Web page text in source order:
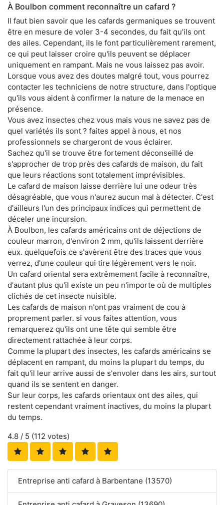
À Boulbon comment reconnaître un cafard ?
Il faut bien savoir que les cafards germaniques se trouvent
être en mesure de voler 3-4 secondes, du fait qu'ils ont
des ailes. Cependant, ils le font particulièrement rarement,
ce qui peut laisser croire qu'ils peuvent se déplacer
uniquement en rampant. Mais ne vous laissez pas avoir.
Lorsque vous avez des doutes malgré tout, vous pourrez
contacter les techniciens de notre structure, dans l'optique
qu'ils vous aident à confirmer la nature de la menace en
présence.
Vous avez insectes chez vous mais vous ne savez pas de
quel variétés ils sont ? faites appel à nous, et nos
professionnels se chargeront de vous éclairer.
Sachez qu'il se trouve être fortement déconseillé de
s'approcher de trop près des cafards de maison, du fait
que leurs réactions sont totalement imprévisibles.
Le cafard de maison laisse derrière lui une odeur très
désagréable, que vous n'aurez aucun mal à détecter. C'est
d'ailleurs l'un des principaux indices qui permettent de
déceler une incursion.
À Boulbon, les cafards américains ont de déjections de
couleur marron, d'environ 2 mm, qu'ils laissent derrière
eux. quelquefois ce s'avèrent être des traces que vous
verrez, d'une couleur qui tire légèrement vers le noir.
Un cafard oriental sera extrêmement facile à reconnaître,
d'autant plus qu'il existe un peu n'importe où de multiples
clichés de cet insecte nuisible.
Les cafards de maison n'ont pas vraiment de cou à
proprement parler. si vous faites attention, vous
remarquerez qu'ils ont une tête qui semble être
directement rattachée à leur corps.
Comme la plupart des insectes, les cafards américains se
déplacent en rampant, du moins la plupart du temps, du
fait qu'il leur arrive aussi de s'envoler dans les airs, surtout
quand ils se sentent en danger.
Sur leur corps, les cafards orientaux ont des ailes, qui
restent cependant vraiment inactives, du moins la plupart
du temps.
4.8 / 5 (112 votes)
Entreprise anti cafard à Barbentane (13570)